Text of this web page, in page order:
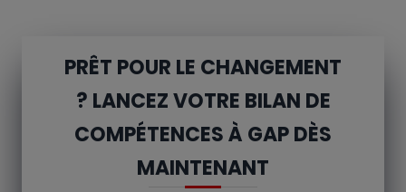
PRÊT POUR LE CHANGEMENT
? LANCEZ VOTRE BILAN DE
COMPÉTENCES À GAP DÈS
MAINTENANT